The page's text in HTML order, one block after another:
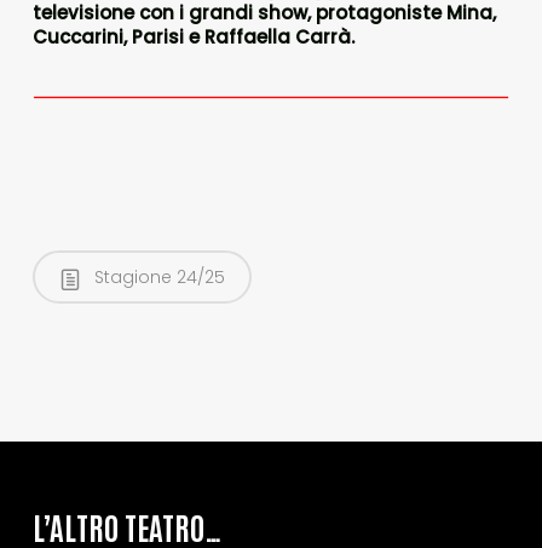
televisione con i grandi show, protagoniste Mina,
Cuccarini, Parisi e Raffaella Carrà.
Stagione 24/25
L’ALTRO TEATRO…